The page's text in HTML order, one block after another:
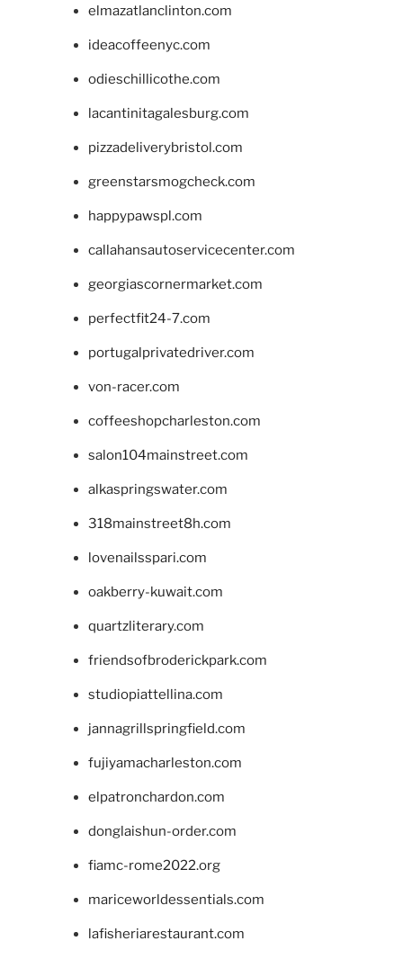
elmazatlanclinton.com
ideacoffeenyc.com
odieschillicothe.com
lacantinitagalesburg.com
pizzadeliverybristol.com
greenstarsmogcheck.com
happypawspl.com
callahansautoservicecenter.com
georgiascornermarket.com
perfectfit24-7.com
portugalprivatedriver.com
von-racer.com
coffeeshopcharleston.com
salon104mainstreet.com
alkaspringswater.com
318mainstreet8h.com
lovenailsspari.com
oakberry-kuwait.com
quartzliterary.com
friendsofbroderickpark.com
studiopiattellina.com
jannagrillspringfield.com
fujiyamacharleston.com
elpatronchardon.com
donglaishun-order.com
fiamc-rome2022.org
mariceworldessentials.com
lafisheriarestaurant.com